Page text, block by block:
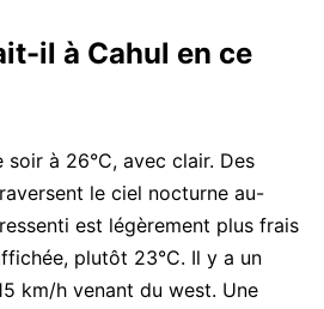
il à Cahul en ce
soir à 26°C, avec clair. Des
le ciel nocturne au-
est légèrement plus frais
plutôt 23°C. Il y a un
km/h venant du west. Une